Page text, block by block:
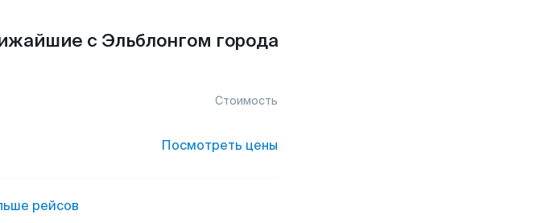
с Эльблонгом города
Стоимость
Посмотреть цены
рейсов